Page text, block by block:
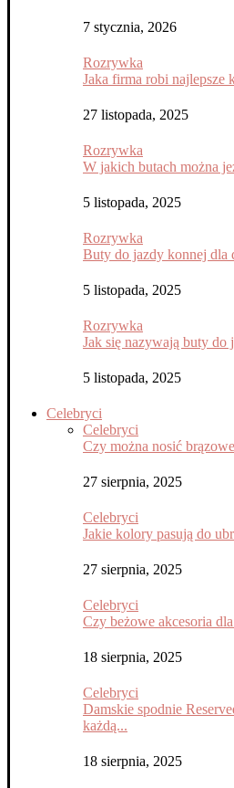
7 stycznia, 2026
Rozrywka
Jaka firma robi najlepsze
27 listopada, 2025
Rozrywka
W jakich butach można
5 listopada, 2025
Rozrywka
Buty do jazdy konnej dla
5 listopada, 2025
Rozrywka
Jak się nazywają buty do
5 listopada, 2025
Celebryci
Celebryci
Czy można nosić
27 sierpnia, 2025
Celebryci
Jakie kolory pasują do
27 sierpnia, 2025
Celebryci
Czy beżowe akcesoria
18 sierpnia, 2025
Celebryci
Damskie spodnie
każdą...
18 sierpnia, 2025